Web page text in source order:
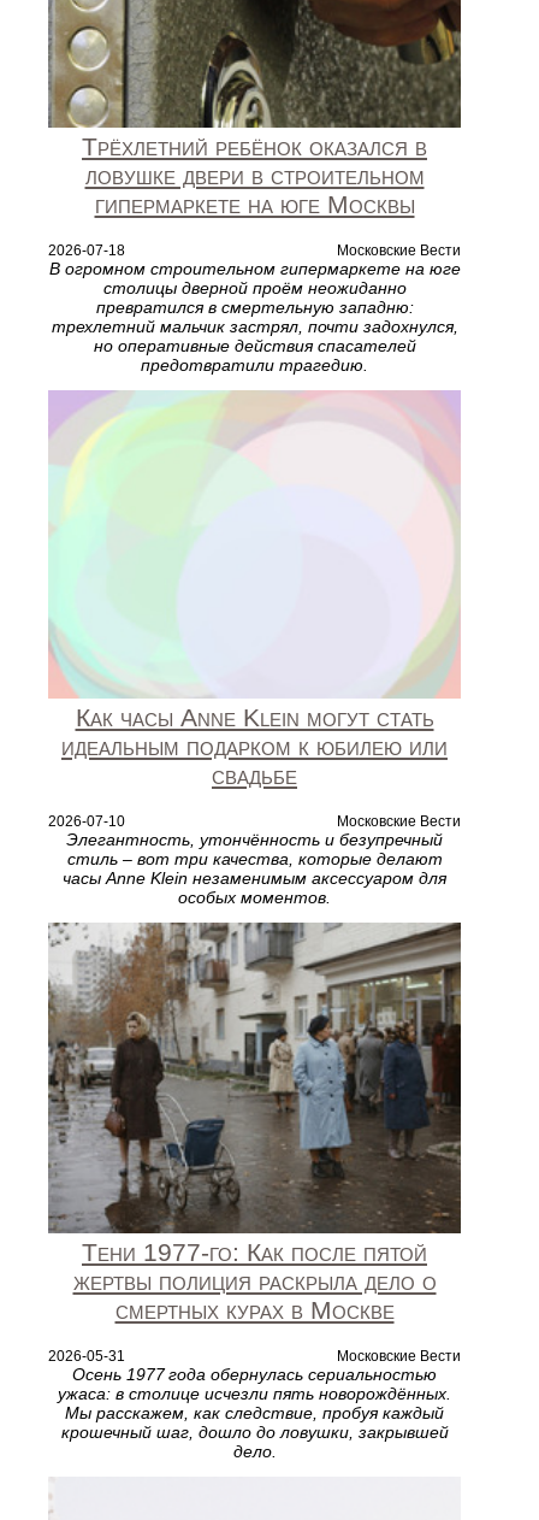
Трёхлетний ребёнок оказался в
ловушке двери в строительном
гипермаркете на юге Москвы
2026-07-18 Московские Вести
В огромном строительном гипермаркете на юге
столицы дверной проём неожиданно
превратился в смертельную западню:
трехлетний мальчик застрял, почти задохнулся,
но оперативные действия спасателей
предотвратили трагедию.
Как часы Anne Klein могут стать
идеальным подарком к юбилею или
свадьбе
2026-07-10 Московские Вести
Элегантность, утончённость и безупречный
стиль – вот три качества, которые делают
часы Anne Klein незаменимым аксессуаром для
особых моментов.
Тени 1977‑го: Как после пятой
жертвы полиция раскрыла дело о
смертных курах в Москве
2026-05-31 Московские Вести
Осень 1977 года обернулась сериальностью
ужаса: в столице исчезли пять новорождённых.
Мы расскажем, как следствие, пробуя каждый
крошечный шаг, дошло до ловушки, закрывшей
дело.